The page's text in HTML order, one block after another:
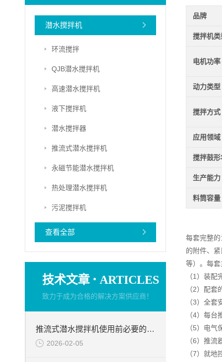
潜水搅拌机
环流搅拌
QJB潜水搅拌机
高速潜水搅拌机
液下搅拌机
潜水搅拌器
推流式潜水搅拌机
永磁节能潜水搅拌机
热处理潜水搅拌机
污泥搅拌机
查看全部
技术文章 · ARTICLES
致力于成为合格的解决方案供应商！
推流式潜水搅拌机使用前必要的检查项目
2026-02-05
品牌
搅拌机类
电机功率
动力类型
搅拌方式
应用领域
搅拌鼓形
生产能力
料筒容量
每套完整
的附件、
等）。每
（1）装配
（2）配
（3）全
（4）每台
（5）电
（6）推
（7）就地